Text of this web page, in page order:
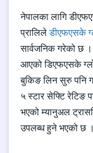
नेपालका लागि
प्रालिलेडीएफएसके
सार्वजनिक गरेको छ
आएको डिएफएसके
बुकिङ लिन सुरु पनि
५ स्टार सेफ्टि रेटिङ
भएको म्यानुअल
उपलब्ध हुने भएको छ ।